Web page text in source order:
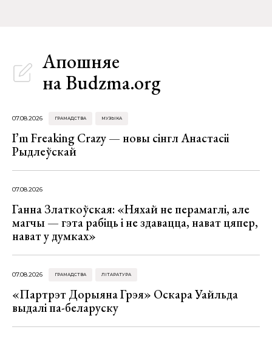
Апошняе
на Budzma.org
07.08.2026 ГРАМАДСТВА МУЗЫКА
I’m Freaking Crazy — новы сінгл Анастасіі
Рыдлеўскай
07.08.2026
Ганна Златкоўская: «Няхай не перамаглі, але
магчы — гэта рабіць і не здавацца, нават цяпер,
нават у думках»
07.08.2026 ГРАМАДСТВА ЛІТАРАТУРА
«Партрэт Дорыяна Грэя» Оскара Уайльда
выдалі па-беларуску